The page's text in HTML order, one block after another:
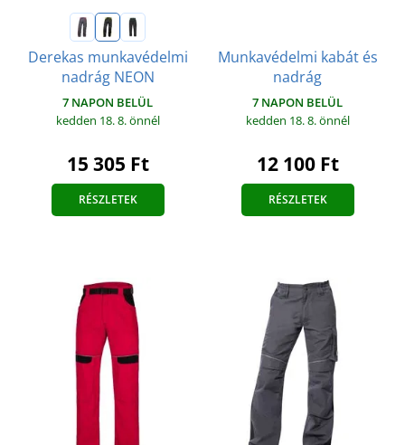
Derekas munkavédelmi
nadrág NEON
7 NAPON BELÜL
kedden 18. 8.önnél
15 305 Ft
RÉSZLETEK
Munkavédelmi kabát és
nadrág
7 NAPON BELÜL
kedden 18. 8.önnél
12 100 Ft
RÉSZLETEK